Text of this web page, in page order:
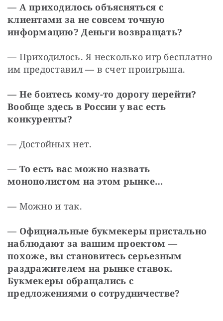
— А приходилось объясняться с
клиентами за не совсем точную
информацию? Деньги возвращать?
— Приходилось. Я несколько игр бесплатно
им предоставил — в счет проигрыша.
— Не боитесь кому-то дорогу перейти?
Вообще здесь в России у вас есть
конкуренты?
— Достойных нет.
— То есть вас можно назвать
монополистом на этом рынке…
— Можно и так.
— Официальные букмекеры пристально
наблюдают за вашим проектом —
похоже, вы становитесь серьезным
раздражителем на рынке ставок.
Букмекеры обращались с
предложениями о сотрудничестве?